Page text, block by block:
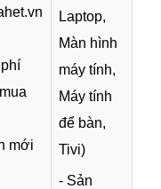
mới
Laptop,
Màn hình
máy tính,
Máy tính
để bàn,
Tivi)
- Sản